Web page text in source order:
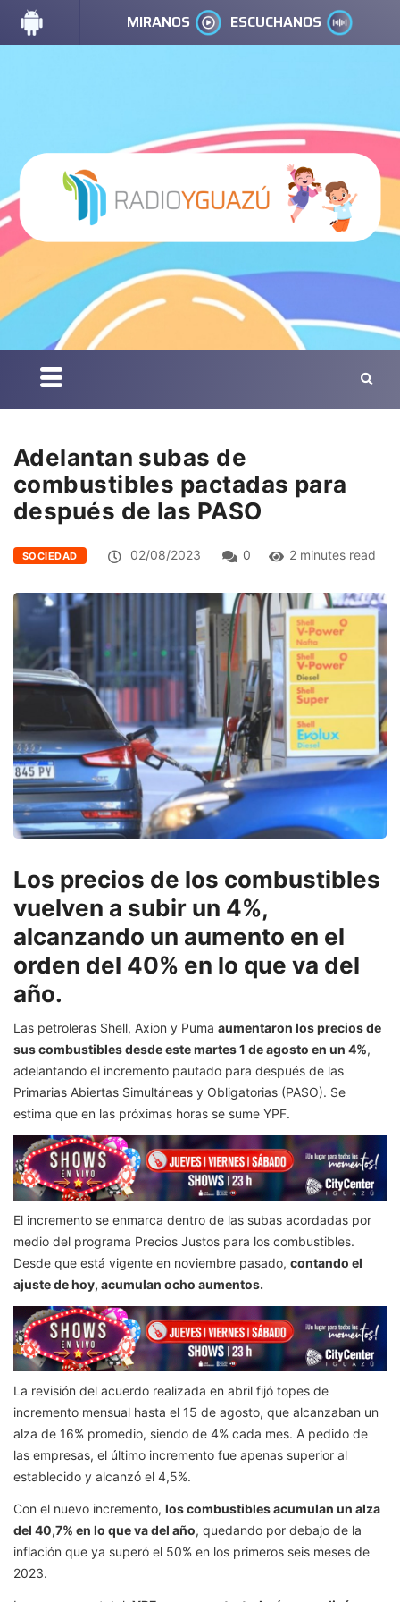
MIRANOS ESCUCHANOS
Adelantan subas de
combustibles pactadas para
después de las PASO
SOCIEDAD 02/08/2023 0 2 minutes read
Los precios de los combustibles
vuelven a subir un 4%,
alcanzando un aumento en el
orden del 40% en lo que va del
año.
Las petroleras Shell, Axion y Puma aumentaron los precios de
sus combustibles desde este martes 1 de agosto en un 4%,
adelantando el incremento pautado para después de las
Primarias Abiertas Simultáneas y Obligatorias (PASO). Se
estima que en las próximas horas se sume YPF.
El incremento se enmarca dentro de las subas acordadas por
medio del programa Precios Justos para los combustibles.
Desde que está vigente en noviembre pasado, contando el
ajuste de hoy, acumulan ocho aumentos.
La revisión del acuerdo realizada en abril fijó topes de
incremento mensual hasta el 15 de agosto, que alcanzaban un
alza de 16% promedio, siendo de 4% cada mes. A pedido de
las empresas, el último incremento fue apenas superior al
establecido y alcanzó el 4,5%.
Con el nuevo incremento, los combustibles acumulan un alza
del 40,7% en lo que va del año, quedando por debajo de la
inflación que ya superó el 50% en los primeros seis meses de
2023.